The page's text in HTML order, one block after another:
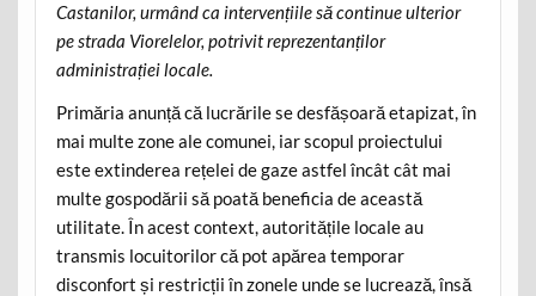
Castanilor, urmând ca intervențiile să continue ulterior
pe strada Viorelelor, potrivit reprezentanților
administrației locale.
Primăria anunță că lucrările se desfășoară etapizat, în
mai multe zone ale comunei, iar scopul proiectului
este extinderea rețelei de gaze astfel încât cât mai
multe gospodării să poată beneficia de această
utilitate. În acest context, autoritățile locale au
transmis locuitorilor că pot apărea temporar
disconfort și restricții în zonele unde se lucrează, însă